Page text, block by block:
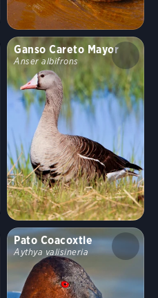
Ganso Careto Mayor
Anser albifrons
Pato Coacoxtle
Aythya valisineria